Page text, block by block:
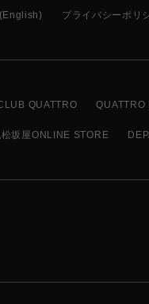
プライバシーポリ
QUATTRO QUATTRO
松坂屋ONLINE STORE